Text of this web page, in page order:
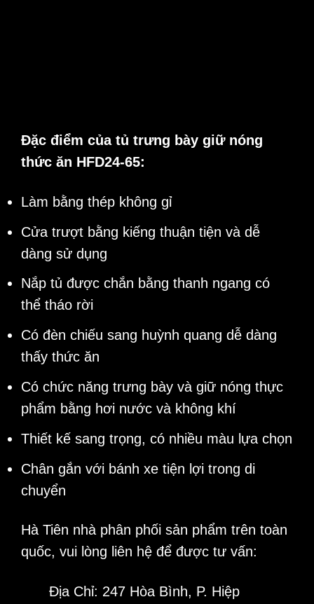
Đặc điểm của tủ trưng bày giữ nóng
thức ăn HFD24-65:
Làm bằng thép không gỉ
Cửa trượt bằng kiếng thuận tiện và dễ
dàng sử dụng
Nắp tủ được chắn bằng thanh ngang có
thể tháo rời
Có đèn chiếu sang huỳnh quang dễ dàng
thấy thức ăn
Có chức năng trưng bày và giữ nóng thực
phẩm bằng hơi nước và không khí
Thiết kế sang trọng, có nhiều màu lựa chọn
Chân gắn với bánh xe tiện lợi trong di
chuyển
Hà Tiên nhà phân phối sản phẩm trên toàn
quốc, vui lòng liên hệ để được tư vấn:
Địa Chỉ: 247 Hòa Bình, P. Hiệp